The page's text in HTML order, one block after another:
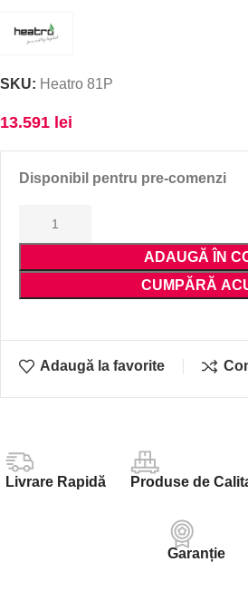
SKU: Heatro 81P
13.591 lei
Disponibil pentru pre-comenzi
ADAUGĂ ÎN
CUMPĂRĂ
Adaugă la favorite
Livrare Rapidă Produse de
Garanție